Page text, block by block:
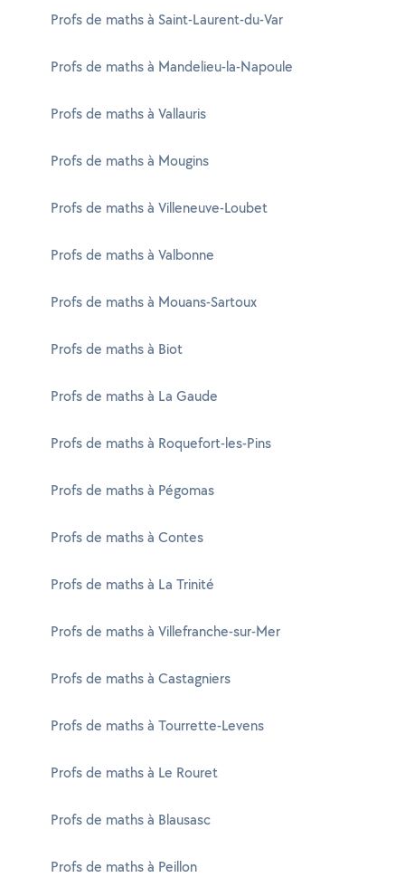
Profs de maths à Saint-Laurent-du-Var
Profs de maths à Mandelieu-la-Napoule
Profs de maths à Vallauris
Profs de maths à Mougins
Profs de maths à Villeneuve-Loubet
Profs de maths à Valbonne
Profs de maths à Mouans-Sartoux
Profs de maths à Biot
Profs de maths à La Gaude
Profs de maths à Roquefort-les-Pins
Profs de maths à Pégomas
Profs de maths à Contes
Profs de maths à La Trinité
Profs de maths à Villefranche-sur-Mer
Profs de maths à Castagniers
Profs de maths à Tourrette-Levens
Profs de maths à Le Rouret
Profs de maths à Blausasc
Profs de maths à Peillon